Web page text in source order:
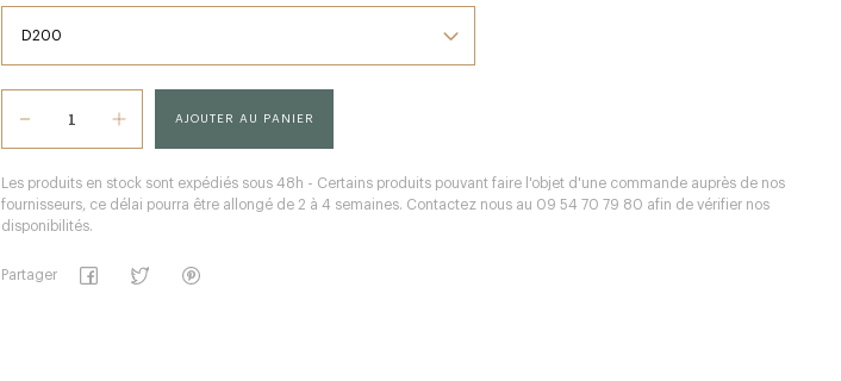
AJOUTER AU PANIER
Les produits en stock sont expédiés sous 48h - Certains produits pouvant faire l'objet d'une commande auprès de nos
fournisseurs, ce délai pourra être allongé de 2 à 4 semaines. Contactez nous au 09 54 70 79 80 afin de vérifier nos
disponibilités.
Partager